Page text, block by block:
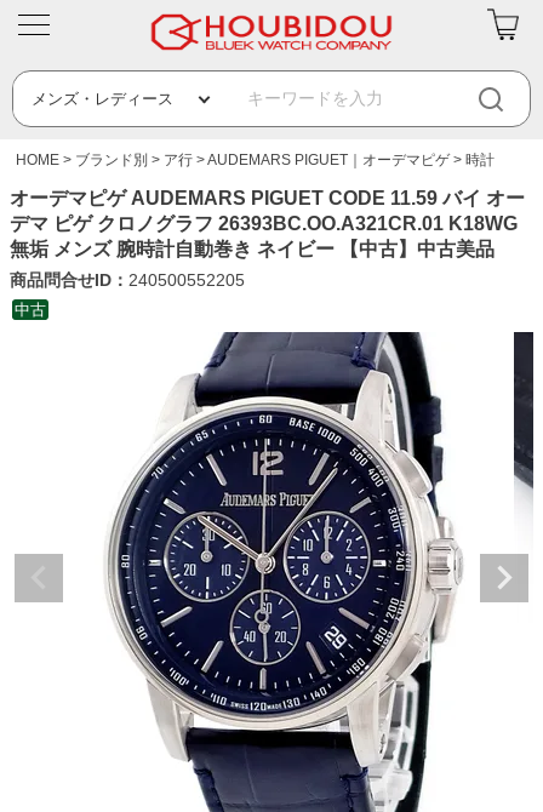
HOME ブランド別 ア行 AUDEMARS PIGUET｜オーデマピゲ 時計
オーデマピゲ AUDEMARS PIGUET CODE 11.59 バイ オー
デマ ピゲ クロノグラフ 26393BC.OO.A321CR.01 K18WG
無垢 メンズ 腕時計自動巻き ネイビー 【中古】中古美品
商品問合せID： 240500552205
中古